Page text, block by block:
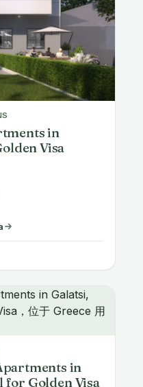
in
Visa
in
for Golden Visa